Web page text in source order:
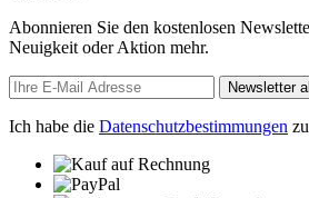
Abonnieren Sie den kostenlosen
Neuigkeit oder Aktion mehr.
Newsletter
Ich habe die Datenschutzbestimmungen